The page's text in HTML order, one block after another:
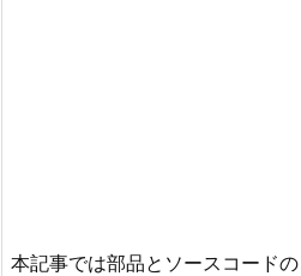
本記事では部品とソースコード